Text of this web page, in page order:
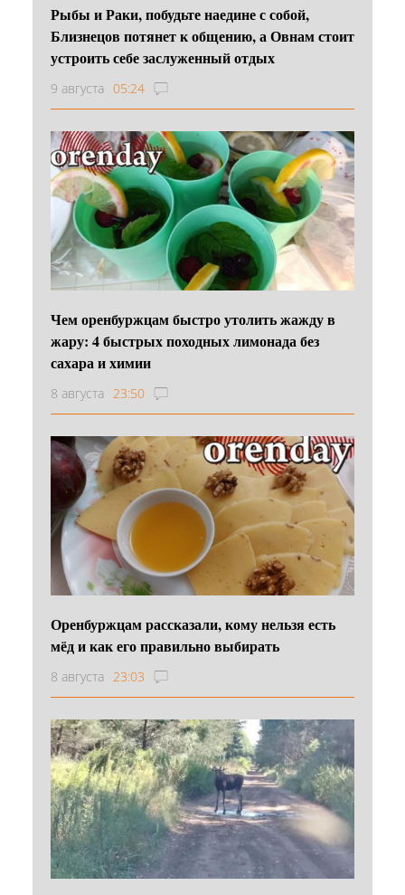
Рыбы и Раки, побудьте наедине с собой,
Близнецов потянет к общению, а Овнам стоит
устроить себе заслуженный отдых
9 августа 05:24
Чем оренбуржцам быстро утолить жажду в
жару: 4 быстрых походных лимонада без
сахара и химии
8 августа 23:50
Оренбуржцам рассказали, кому нельзя есть
мёд и как его правильно выбирать
8 августа 23:03